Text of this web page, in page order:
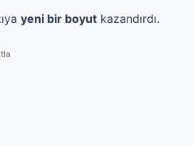
yeni bir boyut kazandırdı.